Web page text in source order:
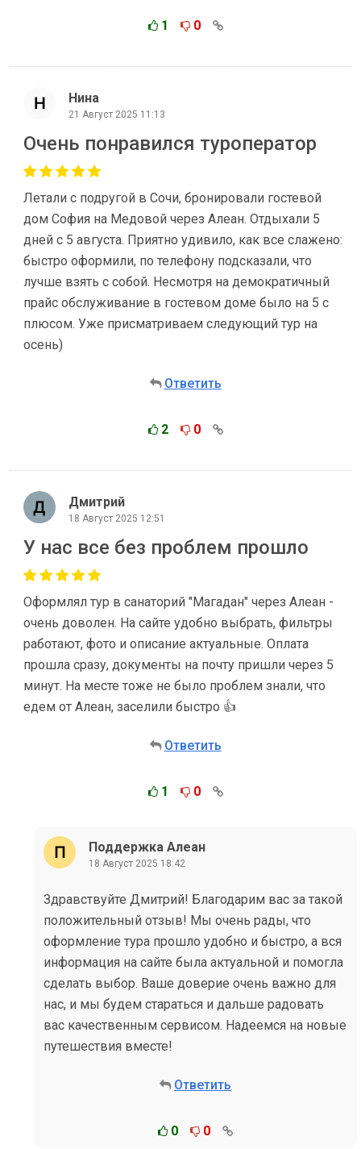
1 0
Нина
21 Август 2025 11:13
Очень понравился туроператор
Летали с подругой в Сочи, бронировали гостевой
дом София на Медовой через Алеан. Отдыхали 5
дней с 5 августа. Приятно удивило, как все слажено:
быстро оформили, по телефону подсказали, что
лучше взять с собой. Несмотря на демократичный
прайс обслуживание в гостевом доме было на 5 с
плюсом. Уже присматриваем следующий тур на
осень)
Ответить
2 0
Дмитрий
18 Август 2025 12:51
У нас все без проблем прошло
Оформлял тур в санаторий "Магадан" через Алеан -
очень доволен. На сайте удобно выбрать, фильтры
работают, фото и описание актуальные. Оплата
прошла сразу, документы на почту пришли через 5
минут. На месте тоже не было проблем знали, что
едем от Алеан, заселили быстро 👍
Ответить
1 0
Поддержка Алеан
18 Август 2025 18:42
Здравствуйте Дмитрий! Благодарим вас за такой
положительный отзыв! Мы очень рады, что
оформление тура прошло удобно и быстро, а вся
информация на сайте была актуальной и помогла
сделать выбор. Ваше доверие очень важно для
нас, и мы будем стараться и дальше радовать
вас качественным сервисом. Надеемся на новые
путешествия вместе!
Ответить
0 0